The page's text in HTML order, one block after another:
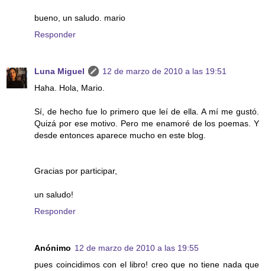
bueno, un saludo. mario
Responder
Luna Miguel
12 de marzo de 2010 a las 19:51
Haha. Hola, Mario.
Sí, de hecho fue lo primero que leí de ella. A mí me gustó.
Quizá por ese motivo. Pero me enamoré de los poemas. Y
desde entonces aparece mucho en este blog.
Gracias por participar,
un saludo!
Responder
Anónimo 12 de marzo de 2010 a las 19:55
pues coincidimos con el libro! creo que no tiene nada que